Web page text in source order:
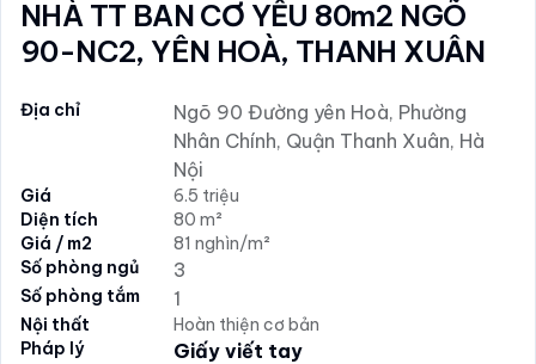
NHÀ TT BAN CƠ YẾU 80m2 NGÕ
90-NC2, YÊN HOÀ, THANH XUÂN
Địa chỉ
Ngõ 90 Đường yên Hoà, Phường
Nhân Chính, Quận Thanh Xuân, Hà
Nội
Giá
6.5 triệu
Diện tích
80 m²
Giá / m2
81 nghìn/m²
Số phòng ngủ
3
Số phòng tắm 1
Nội thất
Hoàn thiện cơ bản
Pháp lý
Giấy viết tay